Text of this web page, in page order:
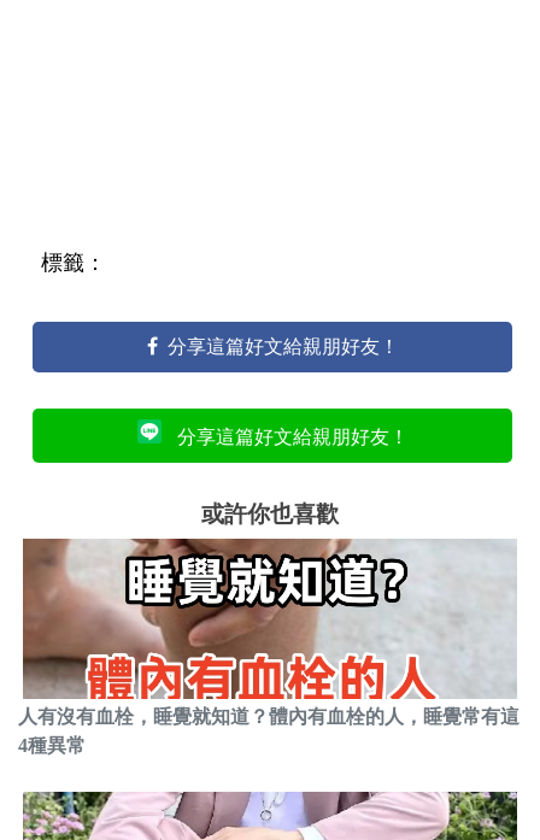
標籤：
分享這篇好文給親朋好友！
分享這篇好文給親朋好友！
或許你也喜歡
人有沒有血栓，睡覺就知道？體內有血栓的人，睡覺常有這
4種異常